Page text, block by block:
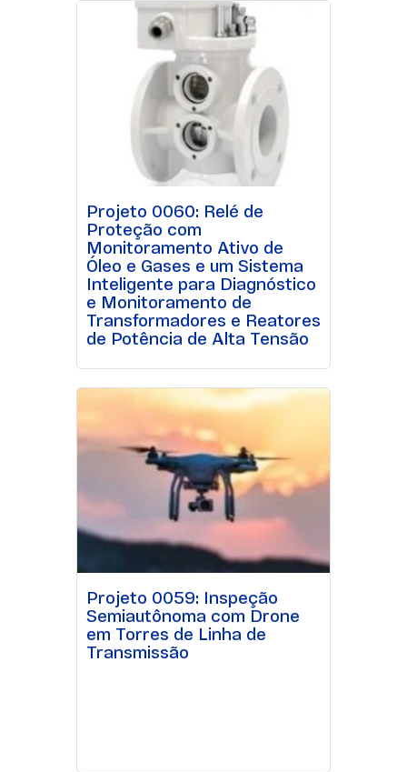
Projeto 0060: Relé de
Proteção com
Monitoramento Ativo de
Óleo e Gases e um Sistema
Inteligente para Diagnóstico
e Monitoramento de
Transformadores e Reatores
de Potência de Alta Tensão
Projeto 0059: Inspeção
Semiautônoma com Drone
em Torres de Linha de
Transmissão